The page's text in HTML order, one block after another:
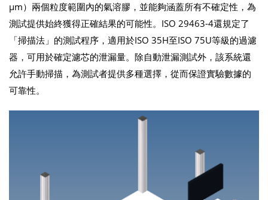
µm）兩個粒度範圍內的氣溶膠，並能夠涵蓋所有不確定性，為
測試提供始終獲得正確結果的可能性。ISO 29463-4還規定了
「掃描法」的測試程序，適用於ISO 35H至ISO 75U等級的過濾
器，可用於確定濾芯的泄漏量。除自動泄漏測試外，該系統還
允許手動掃描，為測試者提供多種選擇，從而保證實驗數據的
可靠性。